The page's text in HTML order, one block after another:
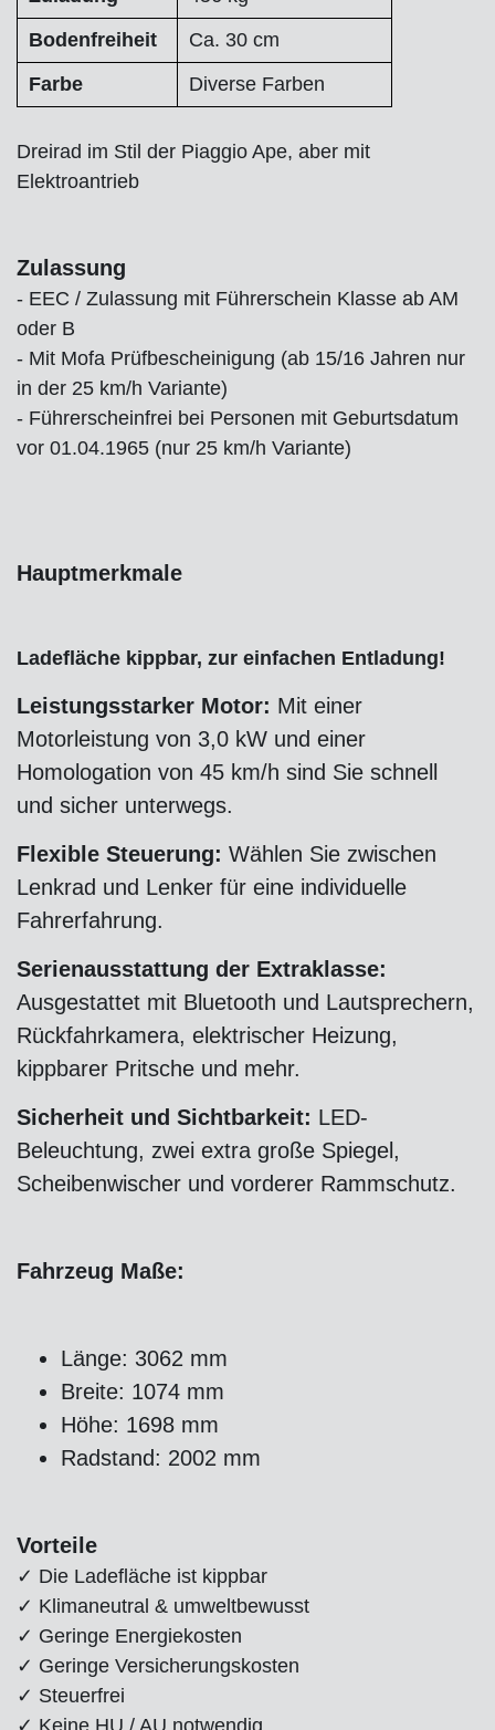
Bodenfreiheit
Ca. 30 cm
Farbe
Diverse Farben
Dreirad im Stil der Piaggio Ape, aber mit
Elektroantrieb
Zulassung
- EEC / Zulassung mit Führerschein Klasse ab AM
oder B
- Mit Mofa Prüfbescheinigung (ab 15/16 Jahren nur
in der 25 km/h Variante)
- Führerscheinfrei bei Personen mit Geburtsdatum
vor 01.04.1965 (nur 25 km/h Variante)
Hauptmerkmale
Ladefläche kippbar, zur einfachen Entladung!
Leistungsstarker Motor: Mit einer
Motorleistung von 3,0 kW und einer
Homologation von 45 km/h sind Sie schnell
und sicher unterwegs.
Flexible Steuerung: Wählen Sie zwischen
Lenkrad und Lenker für eine individuelle
Fahrerfahrung.
Serienausstattung der Extraklasse:
Ausgestattet mit Bluetooth und Lautsprechern,
Rückfahrkamera, elektrischer Heizung,
kippbarer Pritsche und mehr.
Sicherheit und Sichtbarkeit: LED-
Beleuchtung, zwei extra große Spiegel,
Scheibenwischer und vorderer Rammschutz.
Fahrzeug Maße:
Länge: 3062 mm
Breite: 1074 mm
Höhe: 1698 mm
Radstand: 2002 mm
Vorteile
✓ Die Ladefläche ist kippbar
✓ Klimaneutral & umweltbewusst
✓ Geringe Energiekosten
✓ Geringe Versicherungskosten
✓ Steuerfrei
✓ Keine HU / AU notwendig